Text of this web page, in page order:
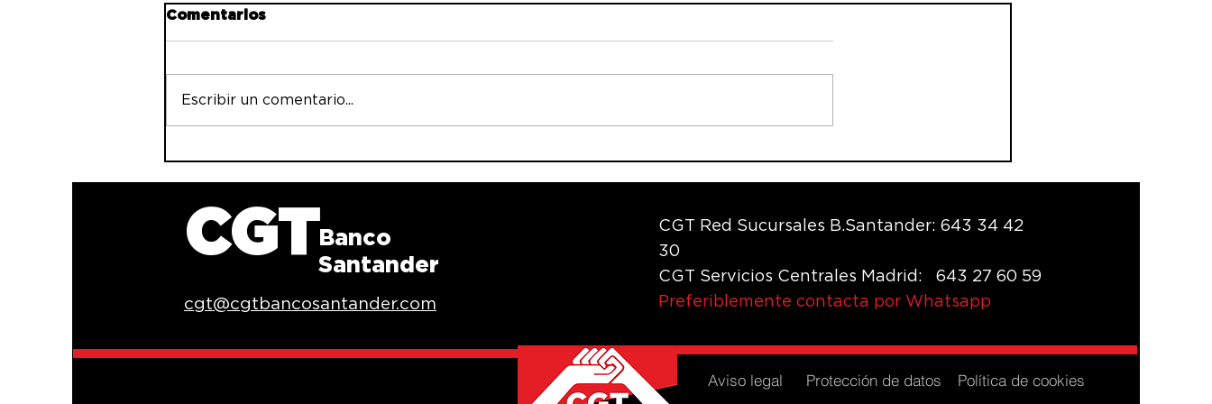
minutos que pueden
cambiarlo todo
Comentarios
Escribir un comentario...
CGT Banco
Santander
cgt@cgtbancosantander.com
CGT Red Sucursales B.Santander: 643 34 42
30
CGT Servicios Centrales Madrid: 643 27 60 59
Preferiblemente contacta por Whatsapp
Aviso legal Protección de datos Política de cookies